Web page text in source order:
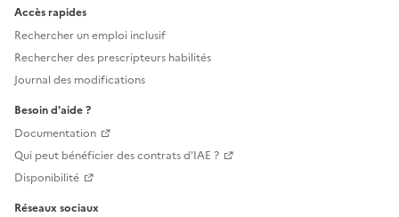
Accès rapides
Rechercher un emploi inclusif
Rechercher des prescripteurs habilités
Journal des modifications
Besoin d'aide ?
Documentation
Qui peut bénéficier des contrats d'IAE ?
Disponibilité
Réseaux sociaux